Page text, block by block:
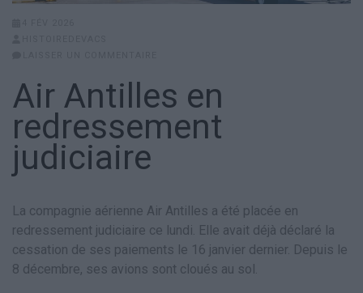
Air Antilles en
redressement
judiciaire
La compagnie aérienne Air Antilles a été placée en
redressement judiciaire ce lundi. Elle avait déjà déclaré la
cessation de ses paiements le 16 janvier dernier. Depuis le
8 décembre, ses avions sont cloués au sol.